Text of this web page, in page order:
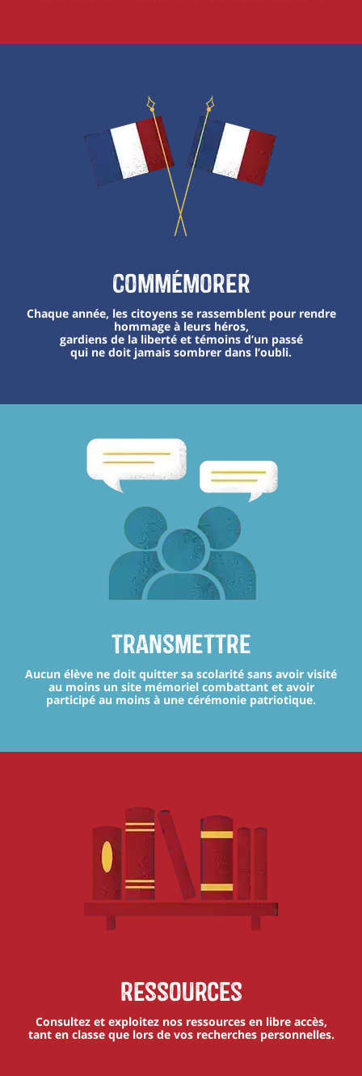
Commémorer
Chaque année, les citoyens se rassemblent pour rendre
hommage à leurs héros,
gardiens de la liberté et témoins d’un passé
qui ne doit jamais sombrer dans l’oubli.
transmettre
Aucun élève ne doit quitter sa scolarité sans avoir visité
au moins un site mémoriel combattant et avoir
participé au moins à une cérémonie patriotique.
Ressources
Consultez et exploitez nos ressources en libre accès,
tant en classe que lors de vos recherches personnelles.